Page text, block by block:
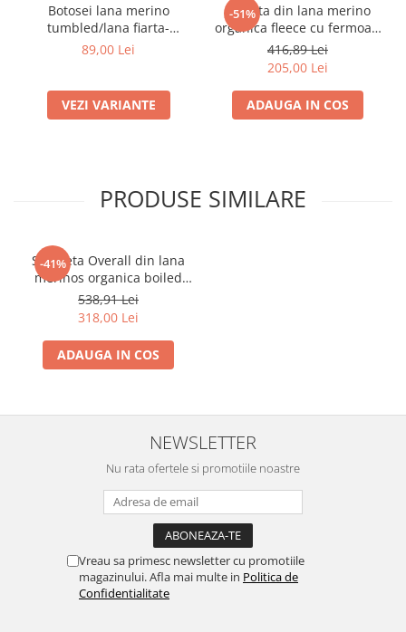
Botosei lana merino
tumbled/lana fiarta-
Anthracite
89,00 Lei
VEZI VARIANTE
-51%
Jacheta din lana merino
organica fleece cu fermoar-
Viola
416,89 Lei
205,00 Lei
ADAUGA IN COS
PRODUSE SIMILARE
-41%
Salopeta Overall din lana
merinos organica boiled
wool- Fuchsia
538,91 Lei
318,00 Lei
ADAUGA IN COS
NEWSLETTER
Nu rata ofertele si promotiile noastre
Vreau sa primesc newsletter cu promotiile
magazinului. Afla mai multe in Politica de
Confidentialitate